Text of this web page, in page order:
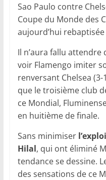
Sao Paulo contre
Coupe du Monde des
aujourd’hui
Il n’aura fallu
voir Flamengo imiter
renversant Chelsea
que le troisième club
ce Mondial,
en huitième de finale.
Sans minimiser
Hilal, qui ont éliminé
tendance se dessine.
des sensations de ce